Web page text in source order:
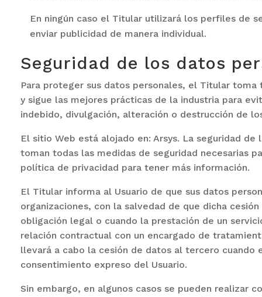
En ningún caso el Titular utilizará los perfiles de
enviar publicidad de manera individual.
Seguridad de los datos
Para proteger sus datos personales, el Titular toma
y sigue las mejores prácticas de la industria para
indebido, divulgación, alteración o destrucción de
El sitio Web está alojado en: Arsys. La seguridad
toman todas las medidas de seguridad necesarias
política de privacidad para tener más información.
El Titular informa al Usuario de que sus datos
organizaciones, con la salvedad de que dicha
obligación legal o cuando la prestación de un
relación contractual con un encargado de
llevará a cabo la cesión de datos al tercero cuando
consentimiento expreso del Usuario.
Sin embargo, en algunos casos se pueden realizar